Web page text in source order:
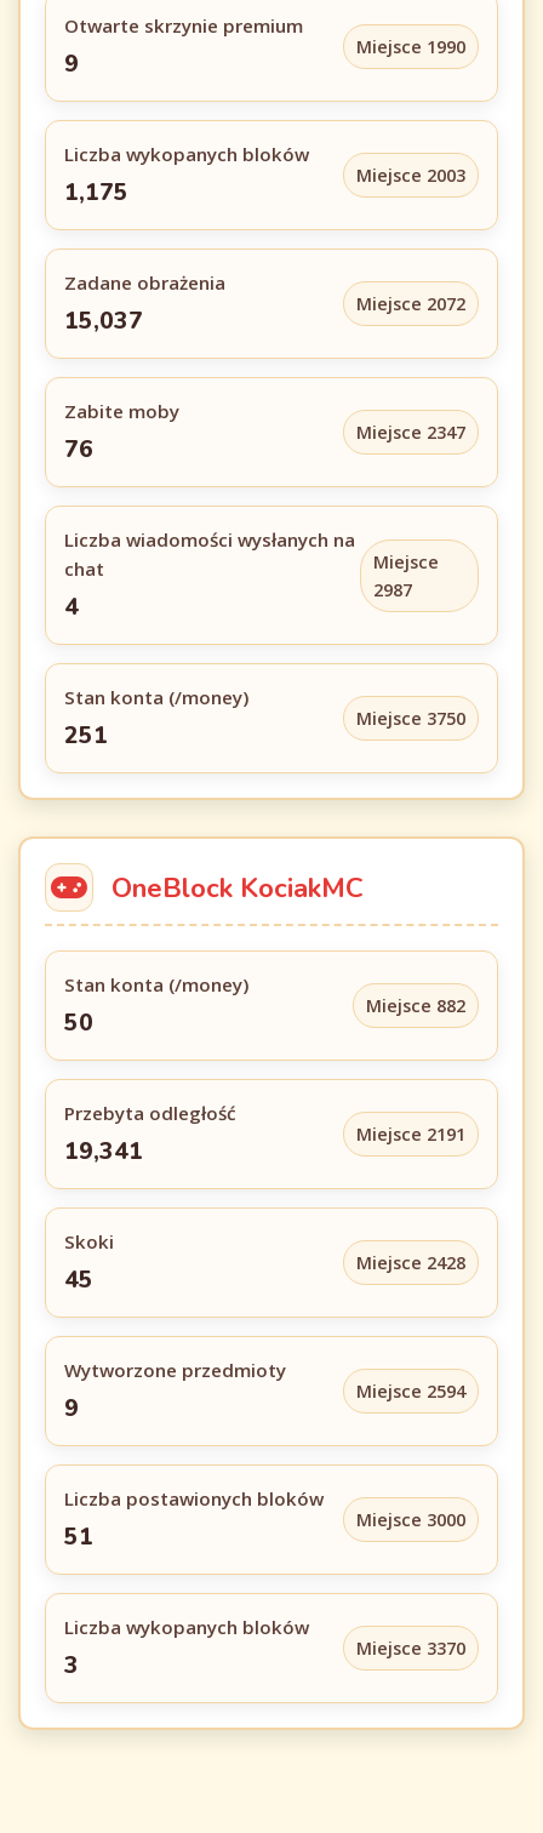
Otwarte skrzynie premium
9
Miejsce 1990
Liczba wykopanych bloków
1,175
Miejsce 2003
Zadane obrażenia
15,037
Miejsce 2072
Zabite moby
76
Miejsce 2347
Liczba wiadomości wysłanych na
chat
4
Miejsce
2987
Stan konta (/money)
251
Miejsce 3750
OneBlock KociakMC
Stan konta (/money)
50
Miejsce 882
Przebyta odległość
19,341
Miejsce 2191
Skoki
45
Miejsce 2428
Wytworzone przedmioty
9
Miejsce 2594
Liczba postawionych bloków
51
Miejsce 3000
Liczba wykopanych bloków
3
Miejsce 3370